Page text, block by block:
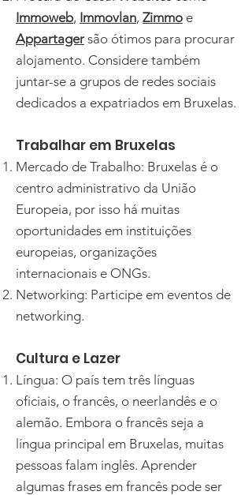
Immoweb, Immovlan, Zimmo e
Appartager são ótimos para procurar
alojamento. Considere também
juntar-se a grupos de redes sociais
dedicados a expatriados em Bruxelas.
Trabalhar em Bruxelas
Mercado de Trabalho: Bruxelas é o
centro administrativo da União
Europeia, por isso há muitas
oportunidades em instituições
europeias, organizações
internacionais e ONGs.
Networking: Participe em eventos de
networking.
Cultura e Lazer
Língua: O país tem três línguas
oficiais, o francês, o neerlandês e o
alemão. Embora o francês seja a
língua principal em Bruxelas, muitas
pessoas falam inglês. Aprender
algumas frases em francês pode ser